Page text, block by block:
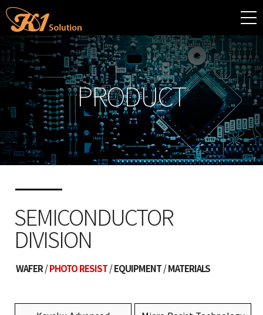
PRODUCT
SEMICONDUCTOR
DIVISION
WAFER PHOTO RESIST EQUIPMENT MATERIALS